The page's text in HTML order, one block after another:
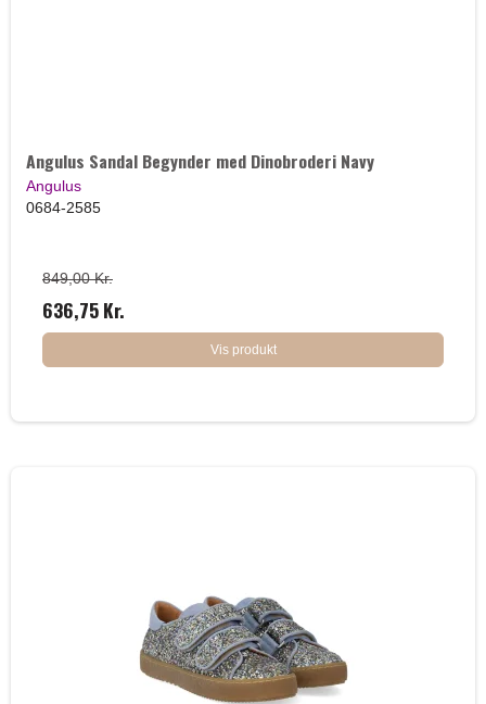
Angulus Sandal Begynder med Dinobroderi Navy
Angulus
0684-2585
849,00 Kr.
636,75 Kr.
Vis produkt